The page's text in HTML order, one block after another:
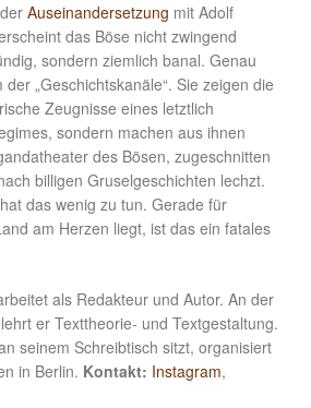
Auseinandersetzung mit Adolf
das Böse nicht zwingend
sondern ziemlich banal. Genau
„Geschichtskanäle“. Sie zeigen die
Zeugnisse eines letztlich
sondern machen aus ihnen
des Bösen, zugeschnitten
billigen Gruselgeschichten lechzt.
das wenig zu tun. Gerade für
am Herzen liegt, ist das ein fatales
als Redakteur und Autor. An der
er Texttheorie- und Textgestaltung.
seinem Schreibtisch sitzt, organisiert
in Berlin. Kontakt: Instagram,